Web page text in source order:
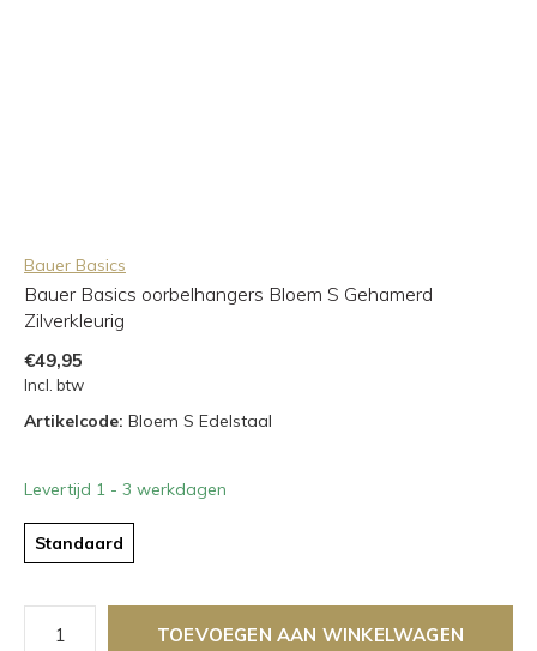
Bauer Basics
Bauer Basics oorbelhangers Bloem S Gehamerd
Zilverkleurig
€49,95
Incl. btw
Artikelcode: Bloem S Edelstaal
Levertijd 1 - 3 werkdagen
Standaard
TOEVOEGEN AAN WINKELWAGEN